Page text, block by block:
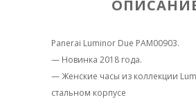
Panerai Luminor Due PAM00903.
— Новинка 2018 года.
— Женские часы из коллекции
стальном корпусе